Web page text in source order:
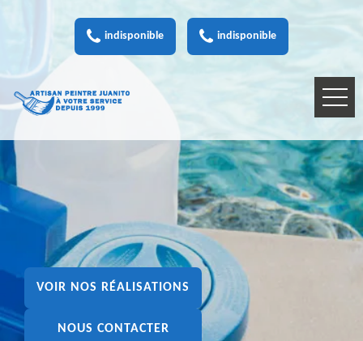
indisponible indisponible
VOIR NOS RÉALISATIONS
NOUS CONTACTER